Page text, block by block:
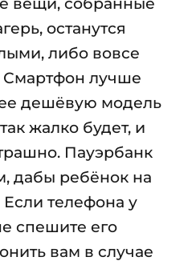
останутся
либо вовсе
Смартфон лучше
дешёвую модель
жалко будет, и
Пауэрбанк
дабы ребёнок на
Если телефона у
спешите его
вам в случае